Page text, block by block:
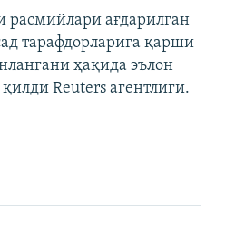
расмийлари ағдарилган
тарафдорларига қарши
ҳақида эълон
Reuters агентлиги.